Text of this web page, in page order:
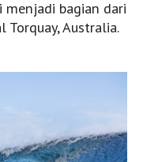
menjadi bagian dari
Australia.